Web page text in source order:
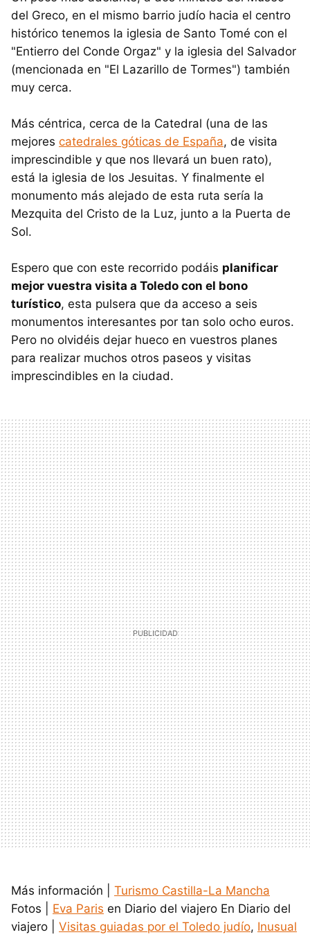
del Greco, en el mismo barrio judío hacia el centro
histórico tenemos la iglesia de Santo Tomé con el
"Entierro del Conde Orgaz" y la iglesia del Salvador
(mencionada en "El Lazarillo de Tormes") también
muy cerca.
Más céntrica, cerca de la Catedral (una de las
mejores catedrales góticas de España, de visita
imprescindible y que nos llevará un buen rato),
está la iglesia de los Jesuitas. Y finalmente el
monumento más alejado de esta ruta sería la
Mezquita del Cristo de la Luz, junto a la Puerta de
Sol.
Espero que con este recorrido podáis planificar
mejor vuestra visita a Toledo con el bono
turístico, esta pulsera que da acceso a seis
monumentos interesantes por tan solo ocho euros.
Pero no olvidéis dejar hueco en vuestros planes
para realizar muchos otros paseos y visitas
imprescindibles en la ciudad.
Más información | Turismo Castilla-La Mancha
Fotos | Eva Paris en Diario del viajero En Diario del
viajero | Visitas guiadas por el Toledo judío, Inusual